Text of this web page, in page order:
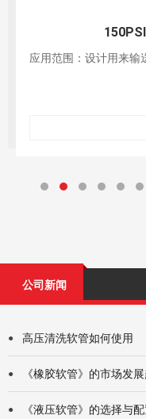
应用范围：设计用来输
公司新闻
● 高压清洗软管如何使用
● 《橡胶软管》的市场发
●
《液压软管》的选择与